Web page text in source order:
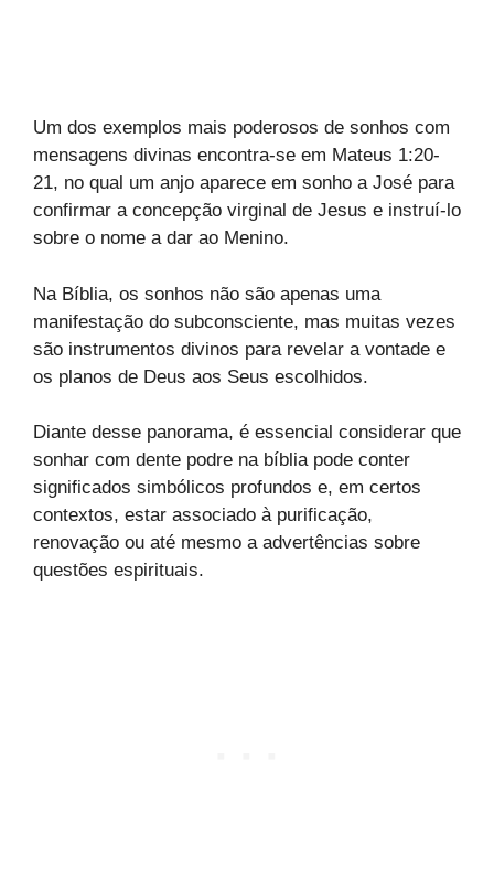
Um dos exemplos mais poderosos de sonhos com
mensagens divinas encontra-se em Mateus 1:20-
21, no qual um anjo aparece em sonho a José para
confirmar a concepção virginal de Jesus e instruí-lo
sobre o nome a dar ao Menino.
Na Bíblia, os sonhos não são apenas uma
manifestação do subconsciente, mas muitas vezes
são instrumentos divinos para revelar a vontade e
os planos de Deus aos Seus escolhidos.
Diante desse panorama, é essencial considerar que
sonhar com dente podre na bíblia pode conter
significados simbólicos profundos e, em certos
contextos, estar associado à purificação,
renovação ou até mesmo a advertências sobre
questões espirituais.